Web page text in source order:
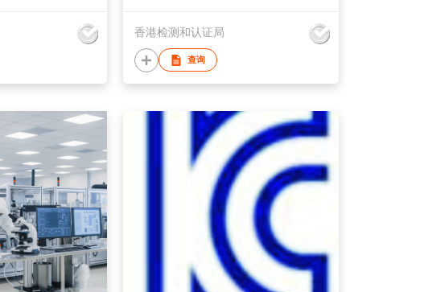
香港检测和认证局
查询